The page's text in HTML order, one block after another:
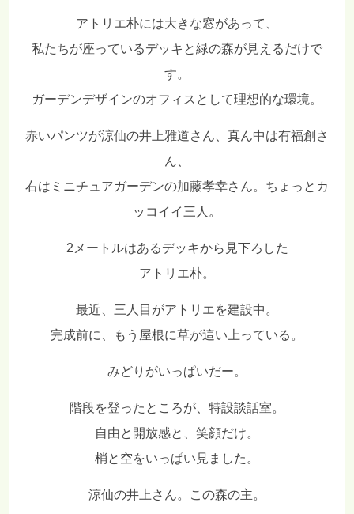
アトリエ朴には大きな窓があって、
私たちが座っているデッキと緑の森が見えるだけで
す。
ガーデンデザインのオフィスとして理想的な環境。
赤いパンツが涼仙の井上雅道さん、真ん中は有福創さ
ん、
右はミニチュアガーデンの加藤孝幸さん。ちょっとカ
ッコイイ三人。
2メートルはあるデッキから見下ろした
アトリエ朴。
最近、三人目がアトリエを建設中。
完成前に、もう屋根に草が這い上っている。
みどりがいっぱいだー。
階段を登ったところが、特設談話室。
自由と開放感と、笑顔だけ。
梢と空をいっぱい見ました。
涼仙の井上さん。この森の主。